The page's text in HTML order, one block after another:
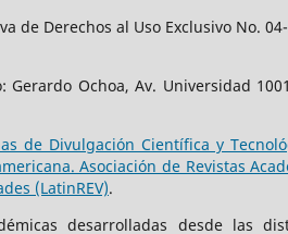
de Derechos al Uso Exclusivo No.
Ochoa, Av. Universidad
de Divulgación Científica y
Asociación de Revistas
(LatinREV).
desarrolladas desde las